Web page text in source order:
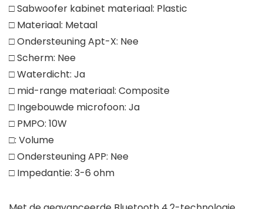
□ Sabwoofer kabinet materiaal: Plastic
□ Materiaal: Metaal
□ Ondersteuning Apt-X: Nee
□ Scherm: Nee
□ Waterdicht: Ja
□ mid-range materiaal: Composite
□ Ingebouwde microfoon: Ja
□ PMPO: 10W
□: Volume
□ Ondersteuning APP: Nee
□ Impedantie: 3-6 ohm